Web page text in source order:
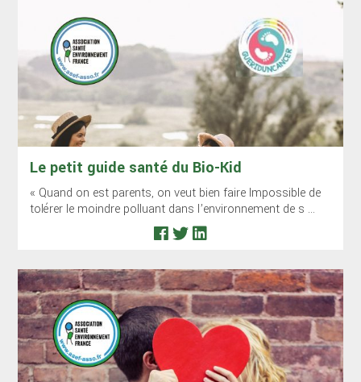
Le petit guide santé du Bio-Kid
« Quand on est parents, on veut bien faire Impossible de
tolérer le moindre polluant dans l’environnement de s ...